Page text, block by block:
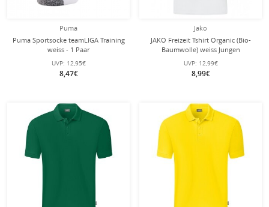
Puma
Puma Sportsocke teamLIGA Training
weiss - 1 Paar
UVP: 12,95€
8,47€
Jako
JAKO Freizeit Tshirt Organic (Bio-
Baumwolle) weiss Jungen
UVP: 12,99€
8,99€